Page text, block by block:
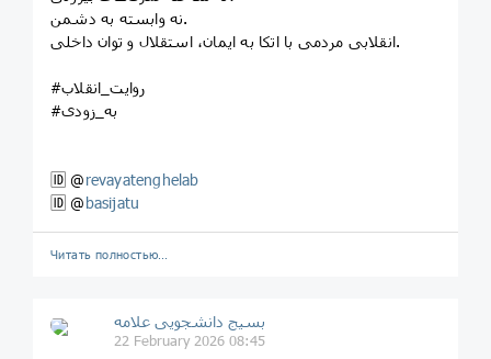
نه وابسته به دشمن.
انقلابی مردمی با اتکا به ایمان، استقلال و توان داخلی.
#روایت_انقلاب
#به_زودی
🆔️ @revayatenghelab
🆔️ @basijatu
Читать полностью…
بسیج دانشجویی علامه
22 February 2026 08:45